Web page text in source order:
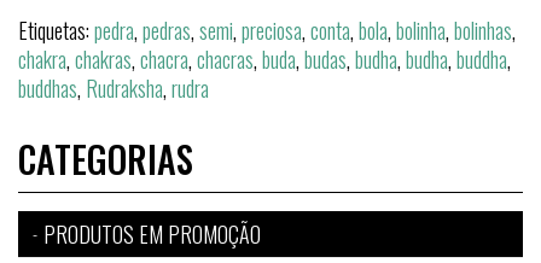
Etiquetas:pedra,pedras,semi,preciosa,conta,bola,bolinha,bolinhas,
chakra,chakras,chacra,chacras,buda,budas,budha,budha,buddha,
buddhas, Rudraksha,rudra
CATEGORIAS
PRODUTOS EM PROMOÇÃO